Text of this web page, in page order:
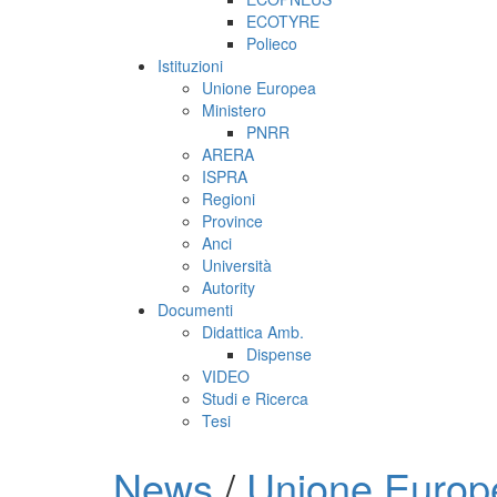
ECOTYRE
Polieco
Istituzioni
Unione Europea
Ministero
PNRR
ARERA
ISPRA
Regioni
Province
Anci
Università
Autority
Documenti
Didattica Amb.
Dispense
VIDEO
Studi e Ricerca
Tesi